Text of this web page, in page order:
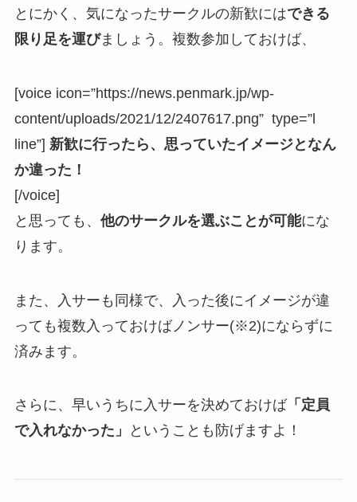
とにかく、気になったサークルの新歓にはできる
限り足を運びましょう。複数参加しておけば、
[voice icon=”https://news.penmark.jp/wp-
content/uploads/2021/12/2407617.png” type=”l
line”] 新歓に行ったら、思っていたイメージとなん
か違った！
[/voice]
と思っても、 他のサークルを選ぶことが可能にな
ります。
また、入サーも同様で、入った後にイメージが違
っても複数入っておけばノンサー(※2)にならずに
済みます。
さらに、早いうちに入サーを決めておけば「定員
で入れなかった」
ということも防げますよ！